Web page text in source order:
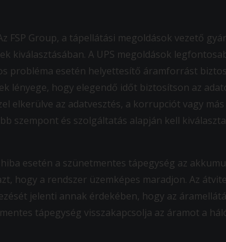
FSP Group, a tápellátási megoldások vezető
kiválasztásában. A UPS megoldások
probléma esetén helyettesítő áramforrást
lényege, hogy elegendő időt biztosítson az
elkerülve az adatvesztés, a korrupciót vagy
szempont és szolgáltatás alapján kell
esetén a szünetmentes tápegység az
hogy a rendszer üzemképes maradjon. Az
jelenti annak érdekében, hogy az
tápegység visszakapcsolja az áramot a